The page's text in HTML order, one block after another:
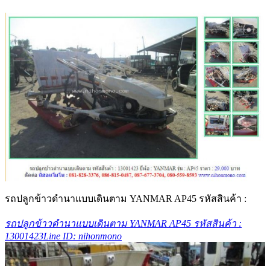
รถปลูกข้าวดำนาแบบเดินตาม YANMAR AP45 รหัสสินค้า :
รถปลูกข้าวดำนาแบบเดินตาม YANMAR AP45 รหัสสินค้า :
13001423Line ID: nihonmono